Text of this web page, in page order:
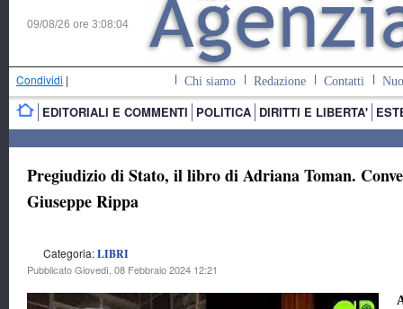
09/08/26 ore 3:08:05
Condividi | Chi siamo Redazione Contatti
EDITORIALI E COMMENTI POLITICA DIRITTI E LIBERTA'
Pregiudizio di Stato, il libro di Adriana Toman.
Giuseppe Rippa
Categoria:LIBRI
Pubblicato Giovedì, 08 Febbraio 2024 12:21